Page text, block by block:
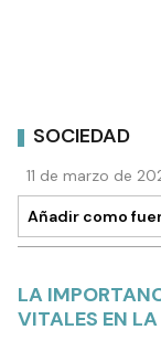
SOCIEDAD
11 de marzo de
Añadir como
LA
VITALES EN